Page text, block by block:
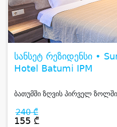
სანსეტ რეზიდენსი •
Hotel Batumi IPM
ბათუმში ზღვის პირველ
240 ₾
155 ₾